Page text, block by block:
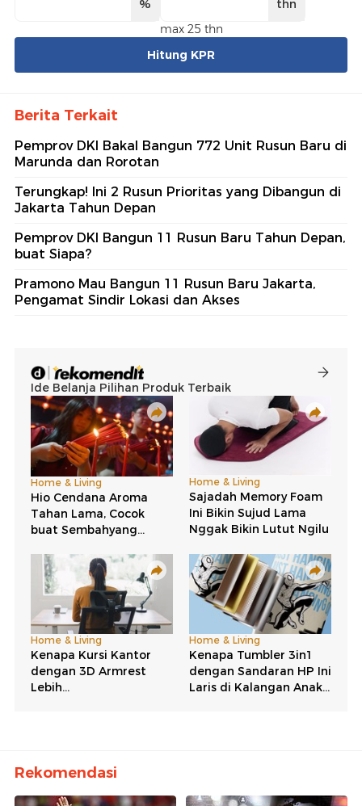
%
thn
max 25 thn
Hitung KPR
Berita Terkait
Pemprov DKI Bakal Bangun 772 Unit Rusun Baru di
Marunda dan Rorotan
Terungkap! Ini 2 Rusun Prioritas yang Dibangun di
Jakarta Tahun Depan
Pemprov DKI Bangun 11 Rusun Baru Tahun Depan,
buat Siapa?
Pramono Mau Bangun 11 Rusun Baru Jakarta,
Pengamat Sindir Lokasi dan Akses
Rekomendasi